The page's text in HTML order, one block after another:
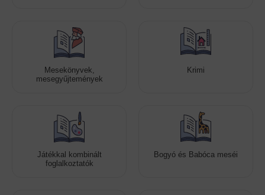
Mesekönyvek,
mesegyűjtemények
Krimi
Játékkal kombinált
foglalkoztatók
Bogyó és Babóca meséi